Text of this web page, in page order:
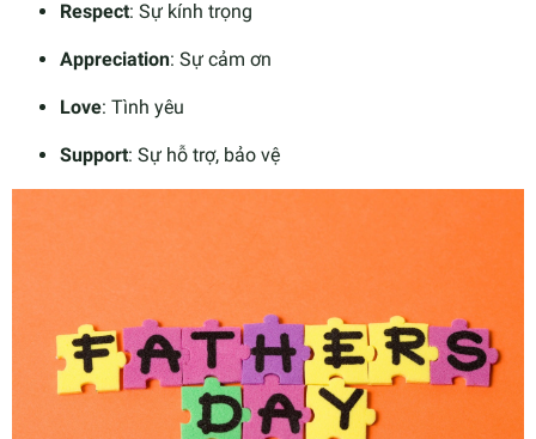
Respect: Sự kính trọng
Appreciation: Sự cảm ơn
Love: Tình yêu
Support: Sự hỗ trợ, bảo vệ